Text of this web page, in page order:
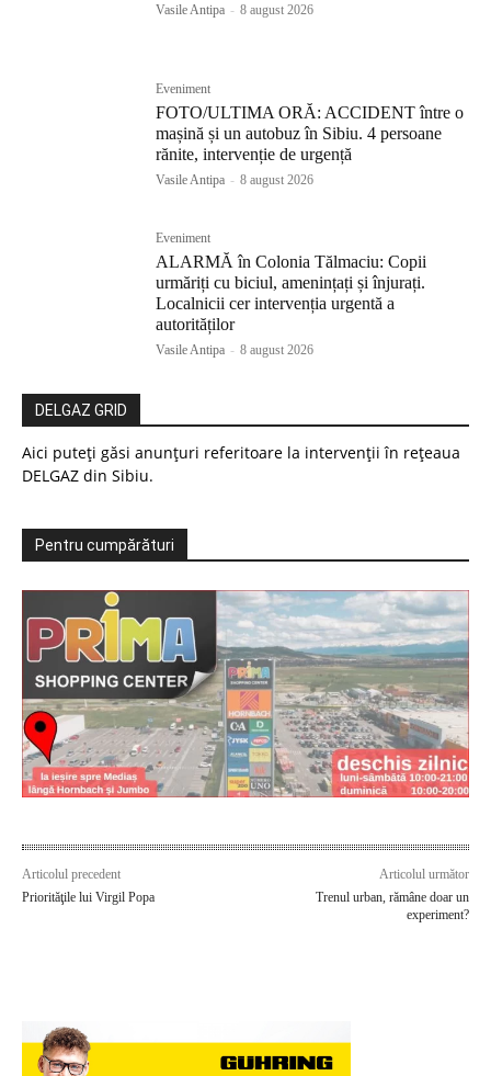
Vasile Antipa - 8 august 2026
Eveniment
FOTO/ULTIMA ORĂ: ACCIDENT între o
mașină și un autobuz în Sibiu. 4 persoane
rănite, intervenție de urgență
Vasile Antipa - 8 august 2026
Eveniment
ALARMĂ în Colonia Tălmaciu: Copii
urmăriți cu biciul, amenințați și înjurați.
Localnicii cer intervenția urgentă a
autorităților
Vasile Antipa - 8 august 2026
DELGAZ GRID
Aici puteți găsi anunțuri referitoare la intervenții în rețeaua
DELGAZ din Sibiu.
Pentru cumpărături
Articolul precedent
Priorităţile lui Virgil Popa
Articolul următor
Trenul urban, rămâne doar un
experiment?